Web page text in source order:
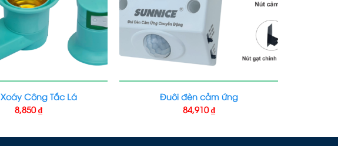
Công Tắc Lá
8,850₫
Đuôi đèn cảm ứng
84,910₫